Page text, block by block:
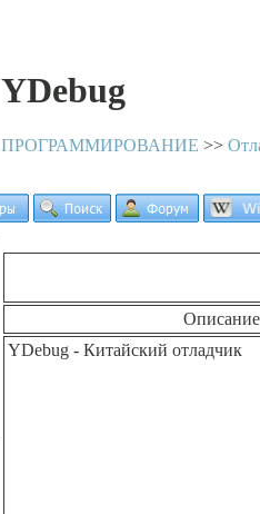
YDebug
ПРОГРАММИРОВАНИЕ >>
Описание
YDebug - Китайский отладчик